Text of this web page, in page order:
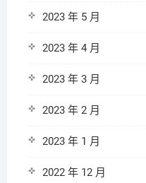
2023 年 5 月
2023 年 4 月
2023 年 3 月
2023 年 2 月
2023 年 1 月
2022 年 12 月